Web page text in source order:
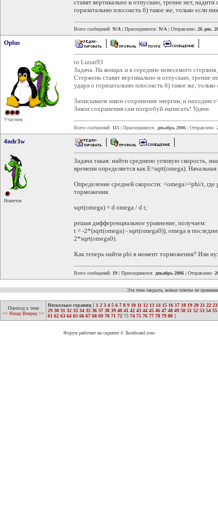
ставят вертикально и отпускаю, трение нет,
горизатальню плосоксть б) такое же, только если
Всего сообщений: N/A | Присоединился: N/A | Отправлено: 26 дек.
Oplus
Участник
to Lunat93
Задача. На концах и в середине невесемого
Стержень ставят вертикально и отпускаю, трение
удара о горизатальню плосоксть б) такое же,
Записываем закон сохранения энергии, и находим
Закон сохранения сам попробуй написать! Удачи.
Всего сообщений: 115 | Присоединился: декабрь 2006 | Отправлено:
4ndr3w
Новичок
Задача такая: найти среднюю угловую скорость,
времени определяется как E=sqrt(omega).
Определение средней скорости: <omega>=phi/t,
торможения.
sqrt(omega) = d omega / d t;
решая дифференциальное уравнение, получаем:
t = -2*(sqrt(omega) - sqrt(omega0)), omega в
2*sqrt(omega0).
Как теперь найти phi в момент торможения? Или
Всего сообщений: 19 | Присоединился: декабрь 2006 | Отправлено:
Эта тема закрыта, новые ответы не
Переход к теме
<< Назад Вперед >>
Несколько страниц [ 1 2 3 4 5 6 7 8 9 10 11 12 13 14 15 16 17 18 19 20 21 22 23
29 30 31 32 33 34 35 36 37 38 39 40 41 42 43 44 45 46 47 48 49 50 51 52 53 54 55
61 62 63 64 65 66 67 68 69 70 71 72 73 74 75 76 77 78 79 80 ]
Форум работает на скрипте © Ikonboard.com